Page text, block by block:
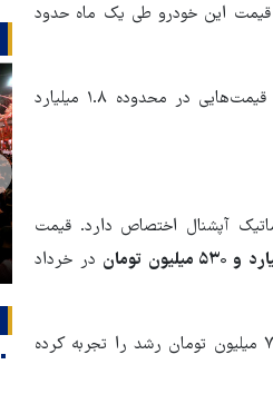
این خودرو طی یک ماه حدود
نسخه‌های دوگانه‌سوز سورن پلاس نیز رشد قابل توجهی را تجربه کرده‌اند و اکنون با قیمت‌هایی در محدوده ۱.۸ میلیارد
آپشنال اختصاص دارد. قیمت
تومان
در خرداد
به این ترتیب دنا پلاس توربو اتوماتیک تنها در یک مرحله افزایش قیمت، بیش از ۷۱۴ میلیون تومان رشد را تجربه کرده
نماد فساد، اقتدارگرایی و
جنگ‌طلبی است!